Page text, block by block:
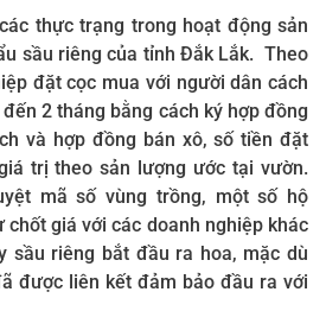
thực trạng trong hoạt động sản
sầu riêng của tỉnh Đắk Lắk. Theo
đặt cọc mua với người dân cách
2 tháng bằng cách ký hợp đồng
và hợp đồng bán xô, số tiền đặt
trị theo sản lượng ước tại vườn.
mã số vùng trồng, một số hộ
giá với các doanh nghiệp khác
sầu riêng bắt đầu ra hoa, mặc dù
được liên kết đảm bảo đầu ra với